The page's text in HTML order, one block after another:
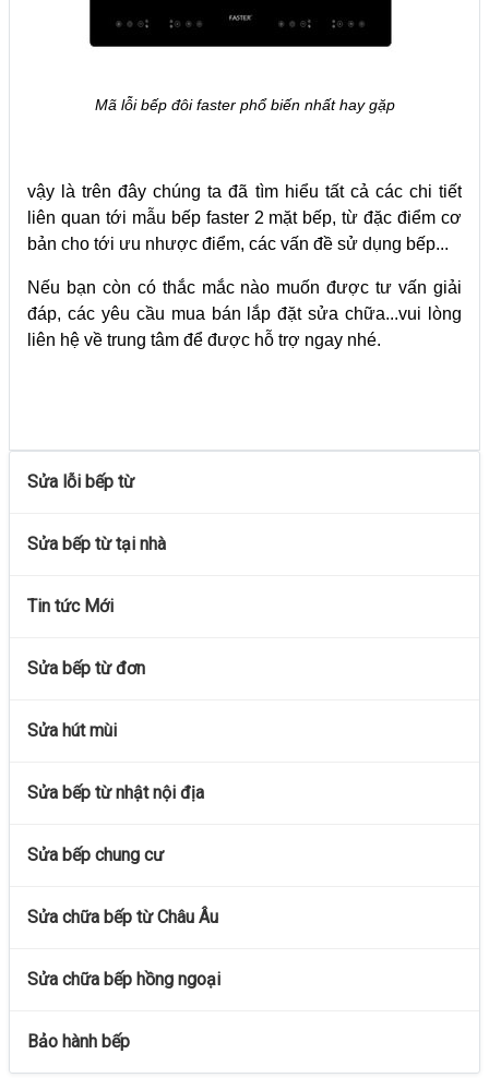
Mã lỗi bếp đôi faster phổ biến nhất hay gặp
vậy là trên đây chúng ta đã tìm hiểu tất cả các chi tiết
liên quan tới mẫu bếp faster 2 mặt bếp, từ đặc điểm cơ
bản cho tới ưu nhược điểm, các vấn đề sử dụng bếp...
Nếu bạn còn có thắc mắc nào muốn được tư vấn giải
đáp, các yêu cầu mua bán lắp đặt sửa chữa...vui lòng
liên hệ về trung tâm để được hỗ trợ ngay nhé.
Sửa lỗi bếp từ
Sửa bếp từ tại nhà
Tin tức Mới
Sửa bếp từ đơn
Sửa hút mùi
Sửa bếp từ nhật nội địa
Sửa bếp chung cư
Sửa chữa bếp từ Châu Âu
Sửa chữa bếp hồng ngoại
Bảo hành bếp